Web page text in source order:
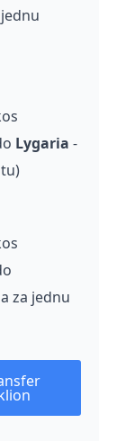
Lygaria -
za jednu